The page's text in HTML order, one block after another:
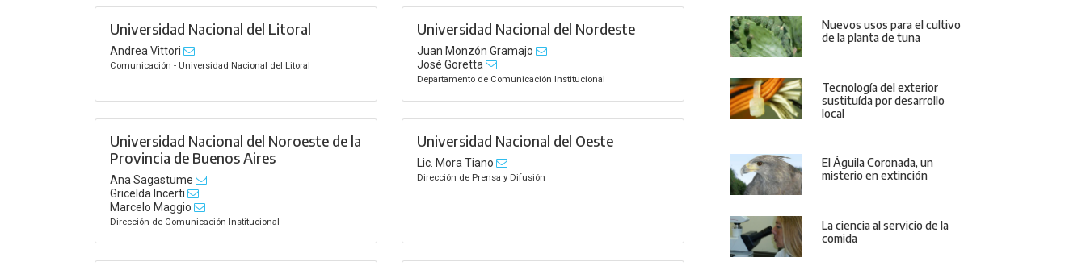
Universidad Nacional del Litoral
Andrea Vittori
Comunicación - Universidad Nacional del Litoral
Universidad Nacional del Nordeste
Juan Monzón Gramajo
José Goretta
Departamento de Comunicación Institucional
Universidad Nacional del Noroeste de la
Provincia de Buenos Aires
Ana Sagastume
Gricelda Incerti
Marcelo Maggio
Dirección de Comunicación Institucional
Universidad Nacional del Oeste
Lic. Mora Tiano
Dirección de Prensa y Difusión
Nuevos usos para el cultivo
de la planta de tuna
Tecnología del exterior
sustituída por desarrollo
local
El Águila Coronada, un
misterio en extinción
La ciencia al servicio de la
comida